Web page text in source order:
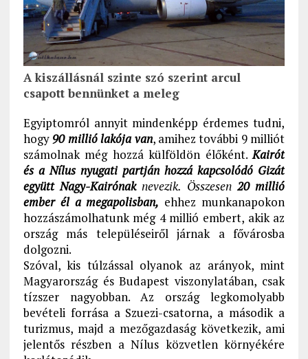
A kiszállásnál szinte szó szerint arcul
csapott bennünket a meleg
Egyiptomról annyit mindenképp érdemes tudni,
hogy 90 millió lakója van, amihez további 9 milliót
számolnak még hozzá külföldön élőként.Kairót
és a Nílus nyugati partján hozzá kapcsolódó Gizát
együtt Nagy-Kairónak nevezik. Összesen20 millió
ember él a megapolisban, ehhez munkanapokon
hozzászámolhatunk még 4 millió embert, akik az
ország más településeiről járnak a fővárosba
dolgozni.
Szóval, kis túlzással olyanok az arányok, mint
Magyarország és Budapest viszonylatában, csak
tízszer nagyobban. Az ország legkomolyabb
bevételi forrása a Szuezi-csatorna, a második a
turizmus, majd a mezőgazdaság következik, ami
jelentős részben a Nílus közvetlen környékére